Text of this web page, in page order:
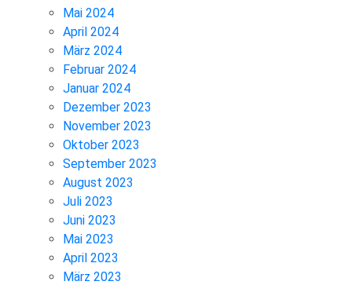
Mai 2024
April 2024
März 2024
Februar 2024
Januar 2024
Dezember 2023
November 2023
Oktober 2023
September 2023
August 2023
Juli 2023
Juni 2023
Mai 2023
April 2023
März 2023